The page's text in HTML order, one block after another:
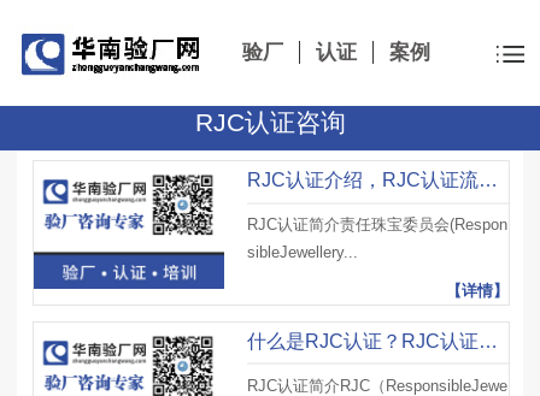
验厂 认证 案例
RJC认证咨询
RJC认证介绍，RJC认证流程、RJC认证周期及注意事项
RJC认证简介责任珠宝委员会(Respon
sibleJewellery...
【详情】
什么是RJC认证？RJC认证标准有哪些？有哪些注意事项？
RJC认证简介RJC（ResponsibleJewe